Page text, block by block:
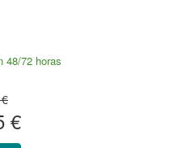
48/72 horas
€